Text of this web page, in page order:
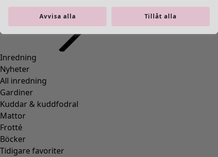
Inredning
Nyheter
All inredning
Gardiner
Kuddar & kuddfodral
Mattor
Frotté
Böcker
Tidigare favoriter
Avvisa alla Tillåt alla